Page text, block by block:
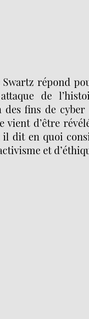
Swartz répond
de
des fins de cyber
vient d’être
dit en quoi
et